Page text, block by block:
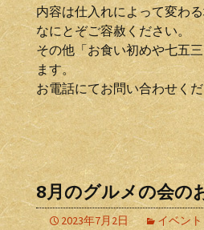
内容は仕入れによって変わ
なにとぞご容赦ください。
その他「お食い初めや七五
ます。
お電話にてお問い合わせく
8月のグルメの会の
2023年7月2日 イベント